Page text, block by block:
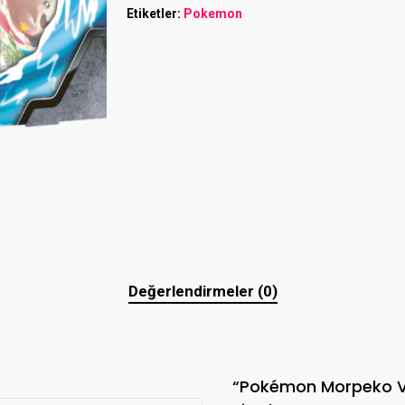
Etiketler: Pokemon
Değerlendirmeler (0)
“Pokémon Morpeko